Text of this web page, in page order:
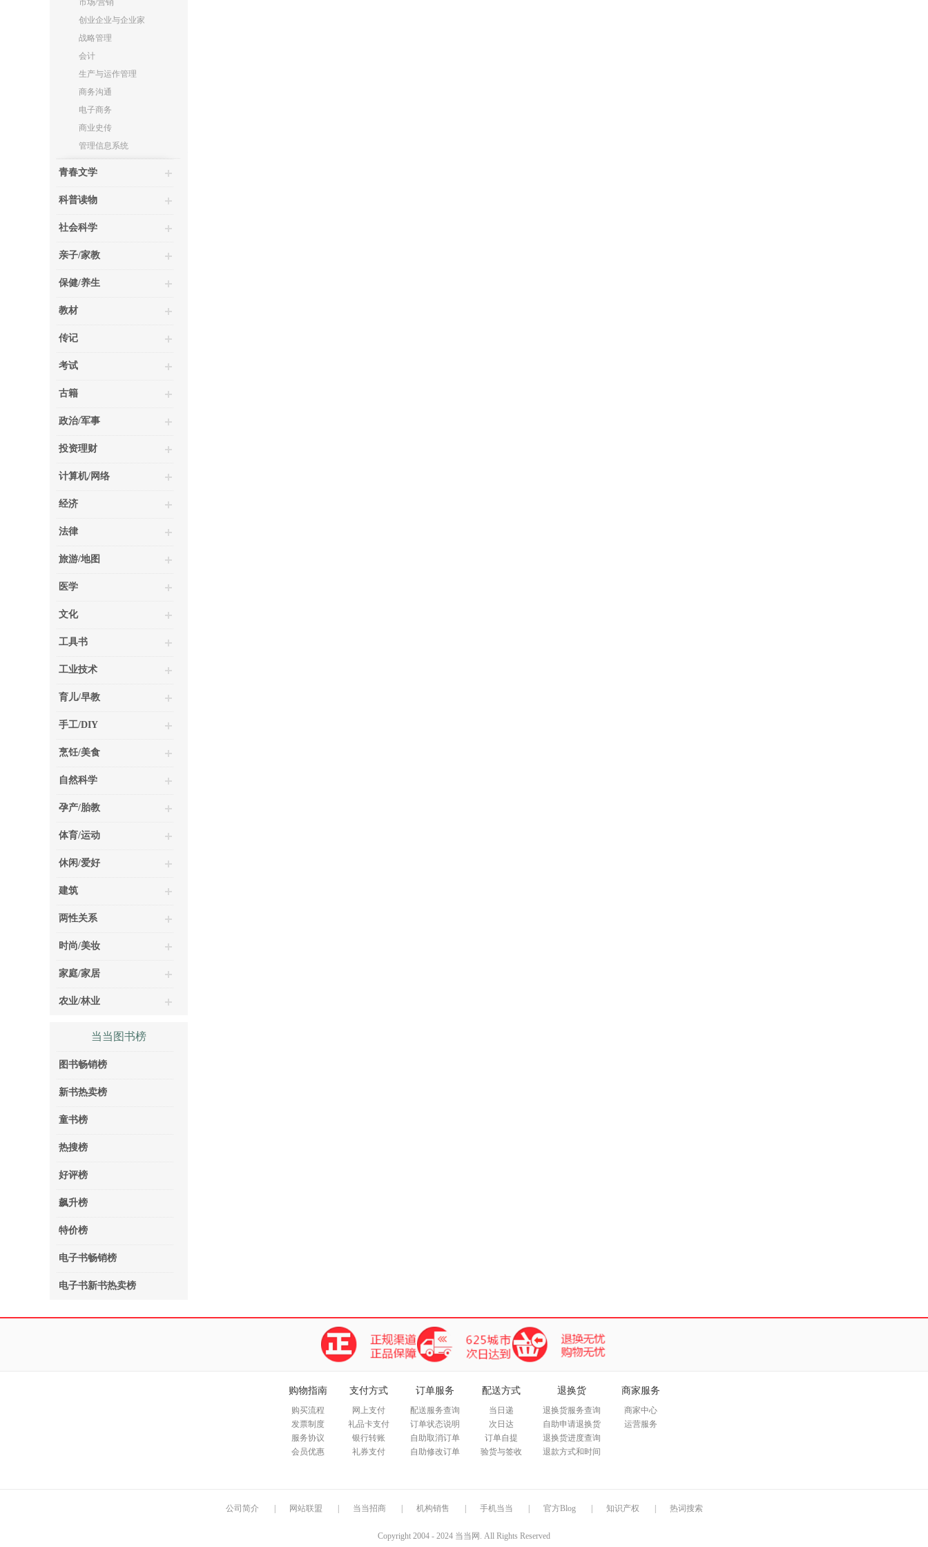
市场/营销
创业企业与企业家
战略管理
会计
生产与运作管理
商务沟通
电子商务
商业史传
管理信息系统
青春文学
科普读物
社会科学
亲子/家教
保健/养生
教材
传记
考试
古籍
政治/军事
投资理财
计算机/网络
经济
法律
旅游/地图
医学
文化
工具书
工业技术
育儿/早教
手工/DIY
烹饪/美食
自然科学
孕产/胎教
体育/运动
休闲/爱好
建筑
两性关系
时尚/美妆
家庭/家居
农业/林业
当当图书榜
图书畅销榜
新书热卖榜
童书榜
热搜榜
好评榜
飙升榜
特价榜
电子书畅销榜
电子书新书热卖榜
购物指南
购买流程
发票制度
服务协议
会员优惠
支付方式
网上支付
礼品卡支付
银行转账
礼券支付
订单服务
配送服务查询
订单状态说明
自助取消订单
自助修改订单
配送方式
当日递
次日达
订单自提
验货与签收
退换货
退换货服务查询
自助申请退换货
退换货进度查询
退款方式和时间
商家服务
商家中心
运营服务
公司简介 网站联盟 当当招商 机构销售 手机当当 官方Blog 知识产权 热词搜索
Copyright 2004 - 2024 当当网. All Rights Reserved